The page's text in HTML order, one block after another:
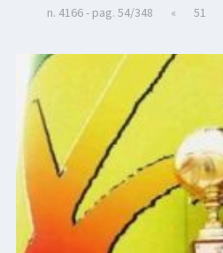
n. 4166 - pag. 54/348 « 51